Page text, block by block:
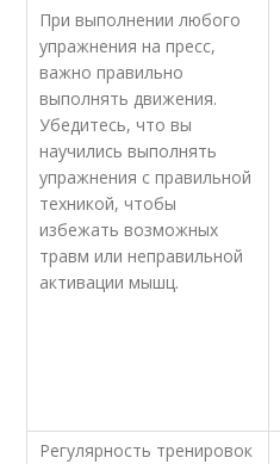
При выполнении любого
упражнения на пресс,
важно правильно
выполнять движения.
Убедитесь, что вы
научились выполнять
упражнения с правильной
техникой, чтобы
избежать возможных
травм или неправильной
активации мышц.
Регулярность тренировок